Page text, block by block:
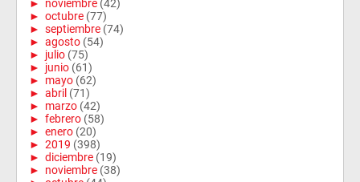
► noviembre (42)
► octubre (77)
► septiembre (74)
► agosto (54)
► julio (75)
► junio (61)
► mayo (62)
► abril (71)
► marzo (42)
► febrero (58)
► enero (20)
► 2019 (398)
► diciembre (19)
► noviembre (38)